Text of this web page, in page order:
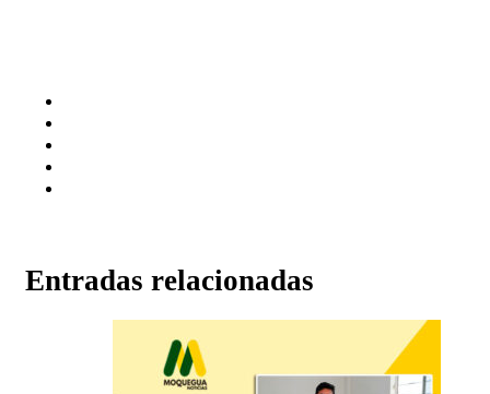
Entradas relacionadas